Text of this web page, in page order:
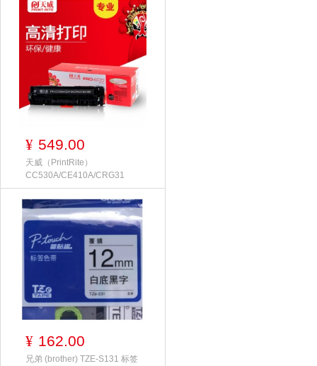
¥ 549.00
天威（PrintRite）
CC530A/CE410A/CRG31
¥ 162.00
兄弟 (brother) TZE-S131 标签